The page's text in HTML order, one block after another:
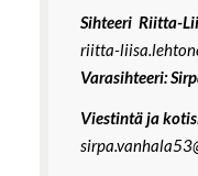
Sihteeri
riitta-
Varasihteeri:
Viestintä ja